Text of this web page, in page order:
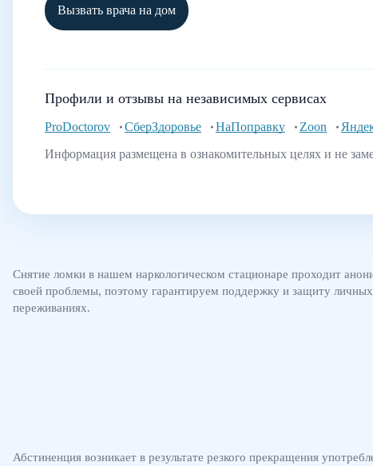
Вызвать врача на дом
Профили и отзывы на независимых сервисах
ProDoctorov СберЗдоровье НаПоправку Zoon
Информация размещена в ознакомительных целях и не
Снятие ломки в нашем наркологическом стационаре проходит
своей проблемы, поэтому гарантируем поддержку и защиту
переживаниях.
Абстиненция возникает в результате резкого прекращения